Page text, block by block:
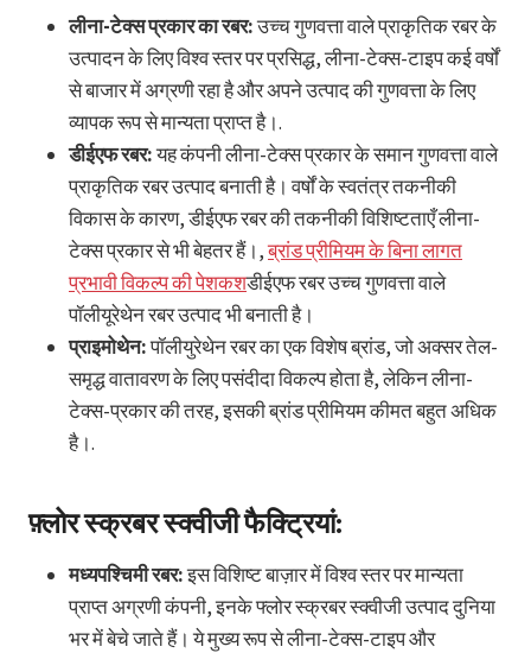
लीना-टेक्स प्रकार का रबर:उच्च गुणवत्ता वाले प्राकृतिक रबर के
उत्पादन के लिए विश्व स्तर पर प्रसिद्ध, लीना-टेक्स-टाइप कई वर्षों
से बाजार में अग्रणी रहा है और अपने उत्पाद की गुणवत्ता के लिए
व्यापक रूप से मान्यता प्राप्त है।.
डीईएफ रबर:यह कंपनी लीना-टेक्स प्रकार के समान गुणवत्ता वाले
प्राकृतिक रबर उत्पाद बनाती है। वर्षों के स्वतंत्र तकनीकी
विकास के कारण, डीईएफ रबर की तकनीकी विशिष्टताएँ लीना-
टेक्स प्रकार से भी बेहतर हैं।,ब्रांड प्रीमियम के बिना लागत
प्रभावी विकल्प की पेशकशडीईएफ रबर उच्च गुणवत्ता वाले
पॉलीयूरेथेन रबर उत्पाद भी बनाती है।
प्राइमोथेन:पॉलीयुरेथेन रबर का एक विशेष ब्रांड, जो अक्सर तेल-
समृद्ध वातावरण के लिए पसंदीदा विकल्प होता है, लेकिन लीना-
टेक्स-प्रकार की तरह, इसकी ब्रांड प्रीमियम कीमत बहुत अधिक
है।.
फ़्लोर स्क्रबर स्क्वीजी फैक्ट्रियां:
मध्यपश्चिमी रबर:इस विशिष्ट बाज़ार में विश्व स्तर पर मान्यता
प्राप्त अग्रणी कंपनी, इनके फ्लोर स्क्रबर स्क्वीजी उत्पाद दुनिया
भर में बेचे जाते हैं। ये मुख्य रूप से लीना-टेक्स-टाइप और